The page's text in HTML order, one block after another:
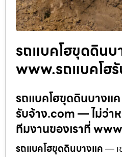
รถแบคโฮขุดดิน
www.รถแบคโฮ
รถแบคโฮขุดดินบางแ
รับจ้าง.com — ไม่ว่า
ทีมงานของเราที่
รถแบคโฮขุดดินบางแค— เ